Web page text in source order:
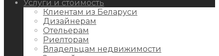
Услуги и стоимость
Клиентам из Беларуси
Дизайнерам
Отельерам
Риелторам
Владельцам недвижимости